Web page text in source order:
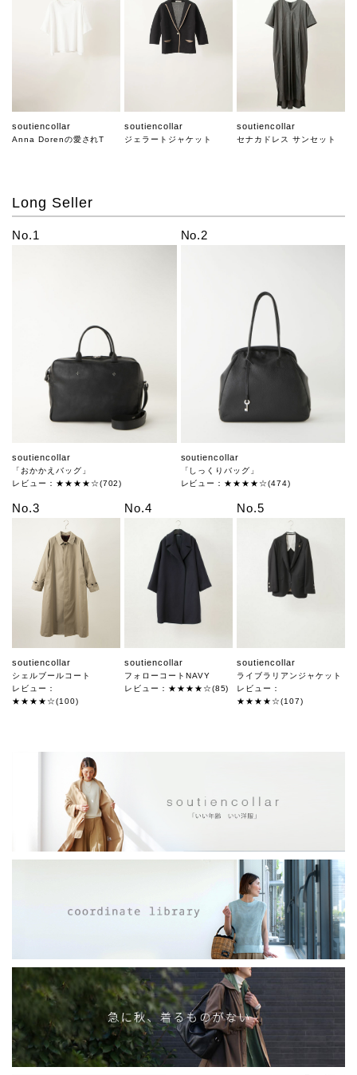
soutiencollar
Anna Dorenの愛されT
soutiencollar
ジェラートジャケット
soutiencollar
セナカドレス サンセット
Long Seller
No.1
soutiencollar
「おかかえバッグ」
レビュー：★★★★☆(702)
No.2
soutiencollar
「しっくりバッグ」
レビュー：★★★★☆(474)
No.3
soutiencollar
シェルブールコート
レビュー：
★★★★☆(100)
No.4
soutiencollar
フォローコートNAVY
レビュー：★★★★☆(85)
No.5
soutiencollar
ライブラリアンジャケット
レビュー：
★★★★☆(107)